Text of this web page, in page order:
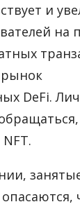
и
на
рынок
DeFi.